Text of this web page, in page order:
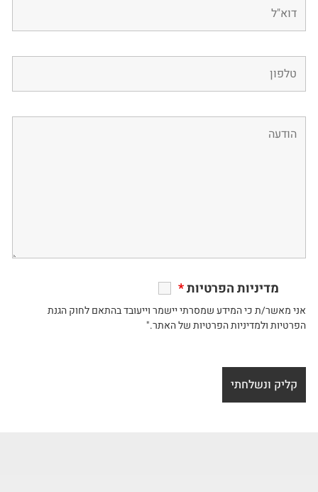
מדיניות הפרטיות*
אני מאשר/ת כי המידע שמסרתי יישמר וייעובד בהתאם לחוק הגנת
הפרטיות ולמדיניות הפרטיות של האתר."